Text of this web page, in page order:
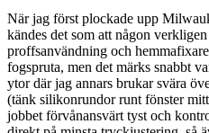
När jag först plockade upp
kändes det som att någon
proffsanvändning och
fogspruta, men det märks snabbt
ytor där jag annars brukar svära
(tänk silikonrundor runt fönster
jobbet förvånansvärt tyst och